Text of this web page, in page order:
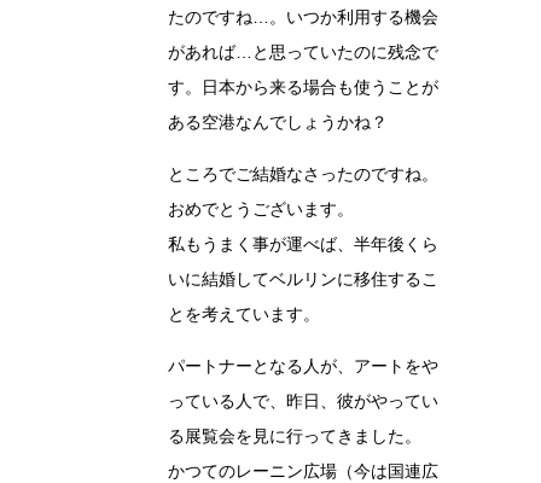
たのですね…。いつか利用する機会
があれば…と思っていたのに残念で
す。日本から来る場合も使うことが
ある空港なんでしょうかね？
ところでご結婚なさったのですね。
おめでとうございます。
私もうまく事が運べば、半年後くら
いに結婚してベルリンに移住するこ
とを考えています。
パートナーとなる人が、アートをや
っている人で、昨日、彼がやってい
る展覧会を見に行ってきました。
かつてのレーニン広場（今は国連広